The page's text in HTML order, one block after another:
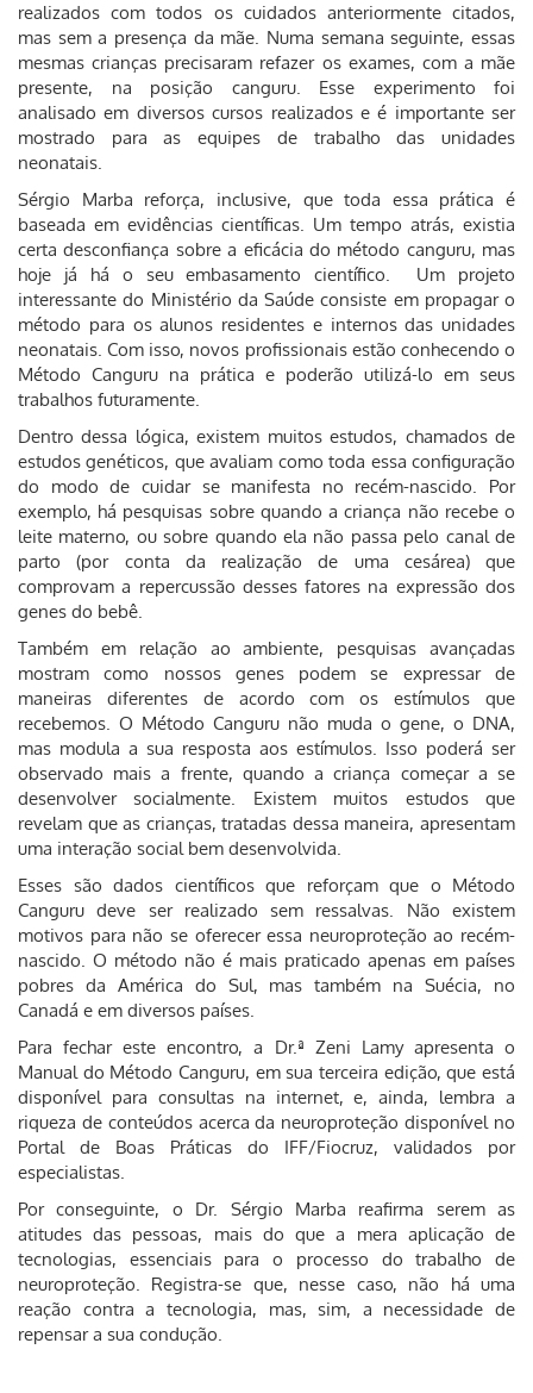
realizados com todos os cuidados anteriormente citados,
mas sem a presença da mãe. Numa semana seguinte, essas
mesmas crianças precisaram refazer os exames, com a mãe
presente, na posição canguru. Esse experimento foi
analisado em diversos cursos realizados e é importante ser
mostrado para as equipes de trabalho das unidades
neonatais.
Sérgio Marba reforça, inclusive, que toda essa prática é
baseada em evidências científicas. Um tempo atrás, existia
certa desconfiança sobre a eficácia do método canguru, mas
hoje já há o seu embasamento científico. Um projeto
interessante do Ministério da Saúde consiste em propagar o
método para os alunos residentes e internos das unidades
neonatais. Com isso, novos profissionais estão conhecendo o
Método Canguru na prática e poderão utilizá-lo em seus
trabalhos futuramente.
Dentro dessa lógica, existem muitos estudos, chamados de
estudos genéticos, que avaliam como toda essa configuração
do modo de cuidar se manifesta no recém-nascido. Por
exemplo, há pesquisas sobre quando a criança não recebe o
leite materno, ou sobre quando ela não passa pelo canal de
parto (por conta da realização de uma cesárea) que
comprovam a repercussão desses fatores na expressão dos
genes do bebê.
Também em relação ao ambiente, pesquisas avançadas
mostram como nossos genes podem se expressar de
maneiras diferentes de acordo com os estímulos que
recebemos. O Método Canguru não muda o gene, o DNA,
mas modula a sua resposta aos estímulos. Isso poderá ser
observado mais a frente, quando a criança começar a se
desenvolver socialmente. Existem muitos estudos que
revelam que as crianças, tratadas dessa maneira, apresentam
uma interação social bem desenvolvida.
Esses são dados científicos que reforçam que o Método
Canguru deve ser realizado sem ressalvas. Não existem
motivos para não se oferecer essa neuroproteção ao recém-
nascido. O método não é mais praticado apenas em países
pobres da América do Sul, mas também na Suécia, no
Canadá e em diversos países.
Para fechar este encontro, a Dr.ª Zeni Lamy apresenta o
Manual do Método Canguru, em sua terceira edição, que está
disponível para consultas na internet, e, ainda, lembra a
riqueza de conteúdos acerca da neuroproteção disponível no
Portal de Boas Práticas do IFF/Fiocruz, validados por
especialistas.
Por conseguinte, o Dr. Sérgio Marba reafirma serem as
atitudes das pessoas, mais do que a mera aplicação de
tecnologias, essenciais para o processo do trabalho de
neuroproteção. Registra-se que, nesse caso, não há uma
reação contra a tecnologia, mas, sim, a necessidade de
repensar a sua condução.